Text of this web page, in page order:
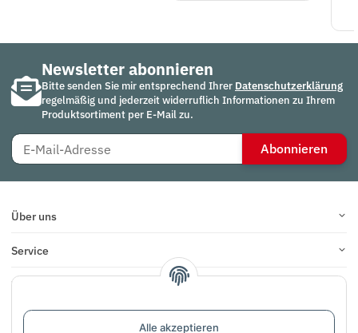
Alle akzeptieren
Newsletter abonnieren
Bitte senden Sie mir entsprechend Ihrer Datenschutzerklärung
regelmäßig und jederzeit widerruflich Informationen zu Ihrem
Produktsortiment per E-Mail zu.
Abonnieren
Über uns
Service
Infos
Bewertungen